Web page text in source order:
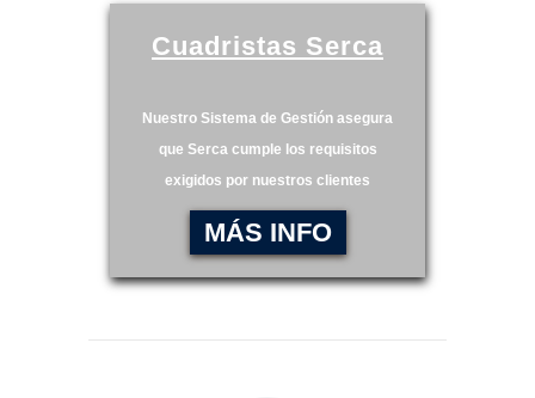
Cuadristas Serca
Nuestro Sistema de Gestión asegura
que Serca cumple los requisitos
exigidos por nuestros clientes
MÁS INFO